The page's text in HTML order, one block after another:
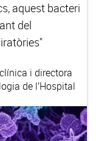
aquest bacteri
del
i directora
de l’Hospital